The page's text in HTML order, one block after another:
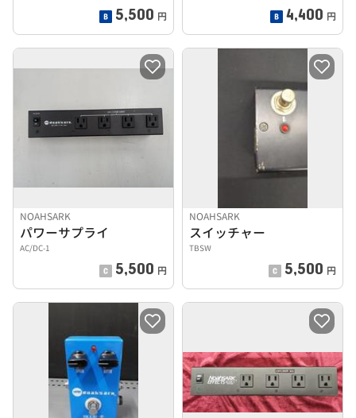
5,500 円 4,400 円
NOAHSARK
パワーサプライ
AC/DC-1
5,500 円
NOAHSARK
スイッチャー
TBSW
5,500 円